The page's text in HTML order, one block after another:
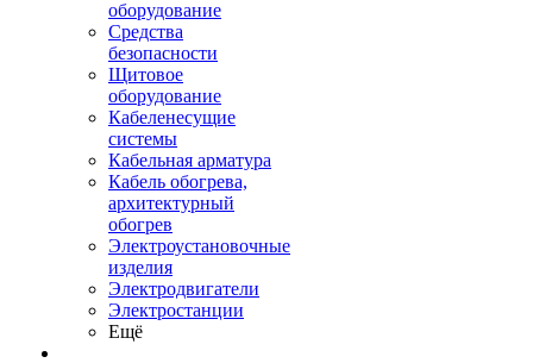
оборудование
Средства
безопасности
Щитовое
оборудование
Кабеленесущие
системы
Кабельная арматура
Кабель обогрева,
архитектурный
обогрев
Электроустановочные
изделия
Электродвигатели
Электростанции
Ещё